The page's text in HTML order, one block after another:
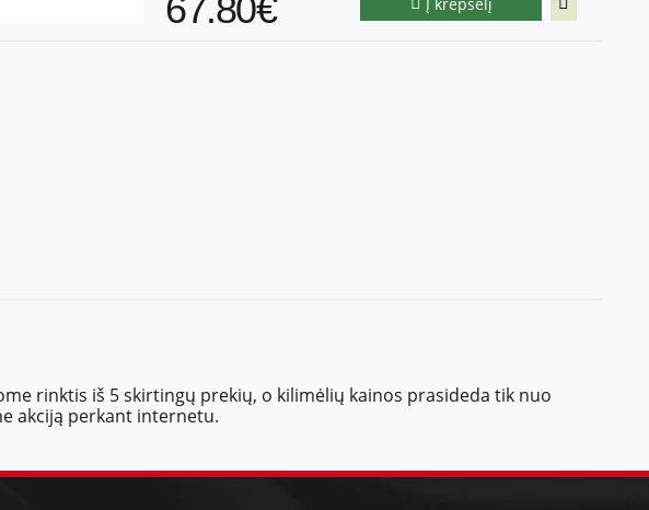
67.80€
rinktis iš 5 skirtingų prekių, o kilimėlių kainos prasideda tik nuo
akciją perkant internetu.